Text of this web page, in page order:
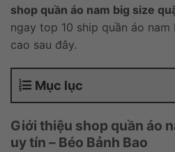
shop quần áo nam big size
ngay top 10 ship quần áo
cao sau đây.
Mục lục
Giới thiệu shop quần áo
uy tín – Béo Bảnh Bao